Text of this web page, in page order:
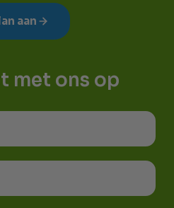
aan
met ons op